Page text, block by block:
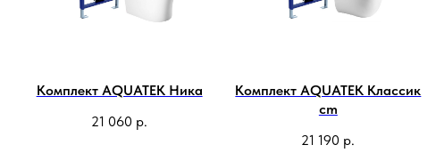
Комплект AQUATEK Ника
21 060 р.
Комплект AQUATEK Классик
cm
21 190 р.